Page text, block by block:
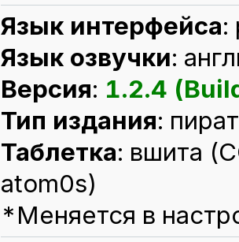
Язык интерфейса:
Язык озвучки:
Версия: 1.2.4
Тип издания:
Таблeтка: вшита
atom0s)
*Меняется в